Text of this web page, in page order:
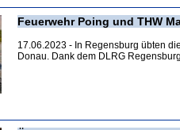
Feuerwehr Poing und THW
17.06.2023 - In Regensburg übten
Donau. Dank dem DLRG